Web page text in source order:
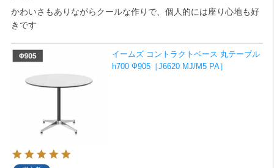
検索
かわいさもありながらクールな作りで、個人的には座り心地も好
きです
イームズ コントラクトベース 丸テーブル
h700 Ф905［J6620 MJ/M5 PA］